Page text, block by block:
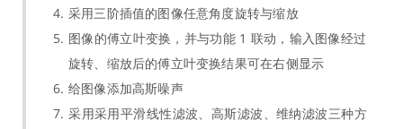
采用三阶插值的图像任意角度旋转与缩放
图像的傅立叶变换，并与功能 1 联动，输入图像经过
旋转、缩放后的傅立叶变换结果可在右侧显示
给图像添加高斯噪声
采用采用平滑线性滤波、高斯滤波、维纳滤波三种方